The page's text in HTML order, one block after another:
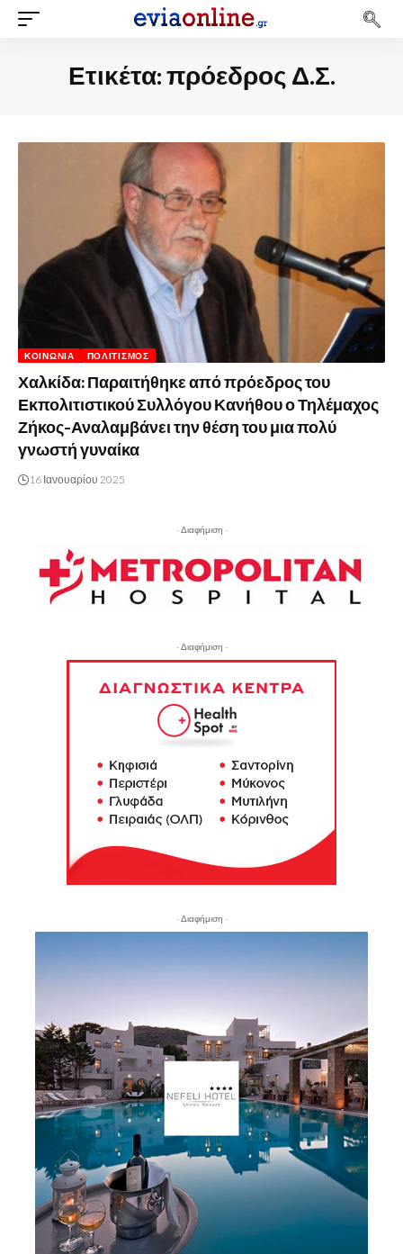
Ετικέτα:πρόεδρος Δ.Σ.
ΚΟΙΝΩΝΊΑ ΠΟΛΙΤΙΣΜΌΣ
Χαλκίδα: Παραιτήθηκε από πρόεδρος του
Εκπολιτιστικού Συλλόγου Κανήθου ο Τηλέμαχος
Ζήκος-Αναλαμβάνει την θέση του μια πολύ
γνωστή γυναίκα
16 Ιανουαρίου 2025
- Διαφήμιση -
- Διαφήμιση -
- Διαφήμιση -